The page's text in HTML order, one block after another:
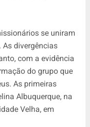
se uniram
divergências
com a evidência
do grupo que
As primeiras
Albuquerque, na
Velha, em